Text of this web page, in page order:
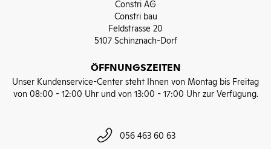
Constri AG
Constri bau
Feldstrasse 20
5107 Schinznach-Dorf
ÖFFNUNGSZEITEN
Unser Kundenservice-Center steht Ihnen von Montag bis Freitag
von 08:00 - 12:00 Uhr und von 13:00 - 17:00 Uhr zur Verfügung.
056 463 60 63